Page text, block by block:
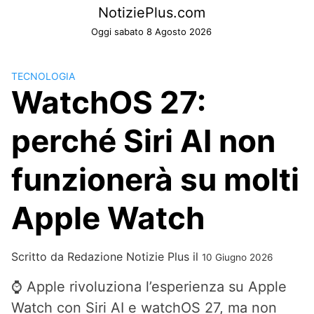
NotiziePlus.com
Oggi sabato 8 Agosto 2026
TECNOLOGIA
WatchOS 27:
perché Siri AI non
funzionerà su molti
Apple Watch
Scritto da Redazione Notizie Plus il 10 Giugno 2026
⌚ Apple rivoluziona l’esperienza su Apple
Watch con Siri AI e watchOS 27, ma non